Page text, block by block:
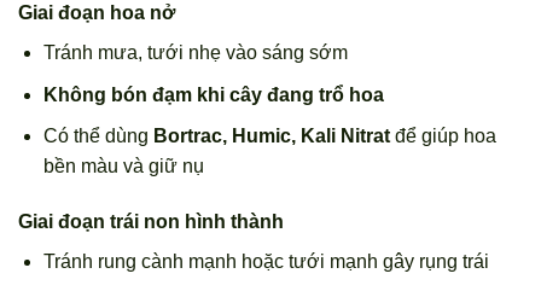
Giai đoạn hoa nở
Tránh mưa, tưới nhẹ vào sáng sớm
Không bón đạm khi cây đang trổ hoa
Có thể dùng Bortrac, Humic, Kali Nitratđể giúp hoa
bền màu và giữ nụ
Giai đoạn trái non hình thành
Tránh rung cành mạnh hoặc tưới mạnh gây rụng trái